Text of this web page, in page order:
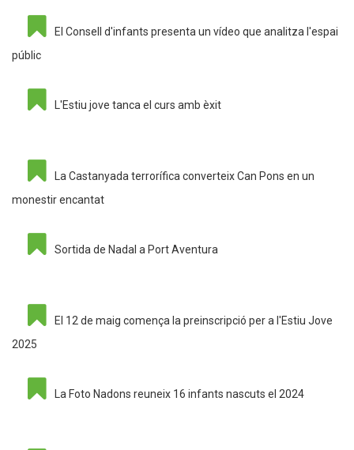
El Consell d'infants presenta un vídeo que analitza l'espai
públic
L'Estiu jove tanca el curs amb èxit
La Castanyada terrorífica converteix Can Pons en un
monestir encantat
Sortida de Nadal a Port Aventura
El 12 de maig comença la preinscripció per a l'Estiu Jove
2025
La Foto Nadons reuneix 16 infants nascuts el 2024